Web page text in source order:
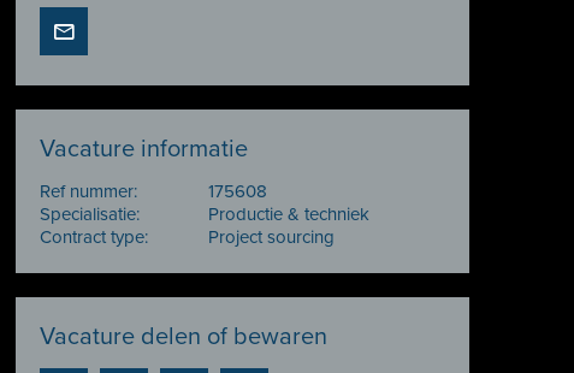
Vacature informatie
Ref nummer:
175608
Specialisatie:
Productie & techniek
Contract type:
Project sourcing
Vacature delen of bewaren